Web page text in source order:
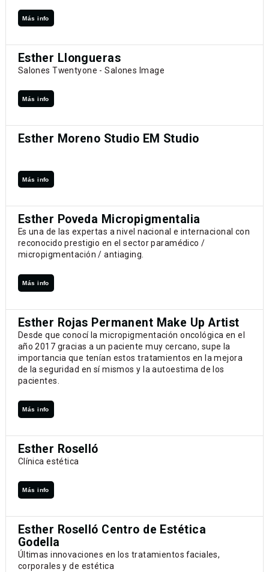
Más info
Esther Llongueras
Salones Twentyone - Salones Image
Más info
Esther Moreno Studio EM Studio
Más info
Esther Poveda Micropigmentalia
Es una de las expertas a nivel nacional e internacional con
reconocido prestigio en el sector paramédico /
micropigmentación / antiaging.
Más info
Esther Rojas Permanent Make Up Artist
Desde que conocí la micropigmentación oncológica en el
año 2017 gracias a un paciente muy cercano, supe la
importancia que tenían estos tratamientos en la mejora
de la seguridad en sí mismos y la autoestima de los
pacientes.
Más info
Esther Roselló
Clínica estética
Más info
Esther Roselló Centro de Estética
Godella
Últimas innovaciones en los tratamientos faciales,
corporales y de estética